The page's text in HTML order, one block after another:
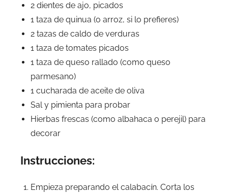
2 dientes de ajo, picados
1 taza de quinua (o arroz, si lo prefieres)
2 tazas de caldo de verduras
1 taza de tomates picados
1 taza de queso rallado (como queso
parmesano)
1 cucharada de aceite de oliva
Sal y pimienta para probar
Hierbas frescas (como albahaca o perejil) para
decorar
Instrucciones:
Empieza preparando el calabacín. Corta los